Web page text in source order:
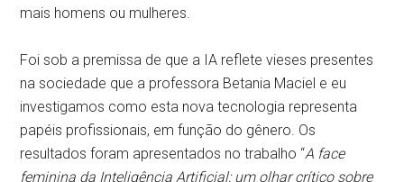
mais homens ou mulheres.
Foi sob a premissa de que a IA reflete vieses presentes
na sociedade que a professora Betania Maciel e eu
investigamos como esta nova tecnologia representa
papéis profissionais, em função do gênero. Os
resultados foram apresentados no trabalho “A face
feminina da Inteligência Artificial: um olhar crítico sobre